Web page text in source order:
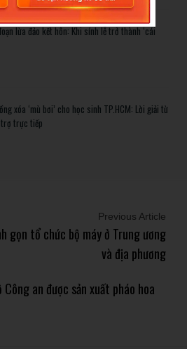
lừa đảo kết hôn: Khi sính lễ trở thành ‘cái
xóa ‘mù bơi’ cho học sinh TP.HCM: Lời giải từ
trực tiếp
Previous Article
gọn tổ chức bộ máy ở Trung ương
và địa phương
an được sản xuất pháo hoa